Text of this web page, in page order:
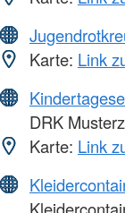
Karte: Link
DRK
Karte: Link